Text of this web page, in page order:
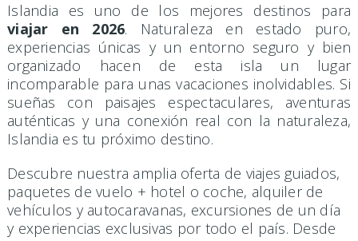
Islandia es uno de los mejores destinos para
viajar en 2026. Naturaleza en estado puro,
experiencias únicas y un entorno seguro y bien
organizado hacen de esta isla un lugar
incomparable para unas vacaciones inolvidables. Si
sueñas con paisajes espectaculares, aventuras
auténticas y una conexión real con la naturaleza,
Islandia es tu próximo destino.
Descubre nuestra amplia oferta de viajes guiados,
paquetes de vuelo + hotel o coche, alquiler de
vehículos y autocaravanas, excursiones de un día
y experiencias exclusivas por todo el país. Desde